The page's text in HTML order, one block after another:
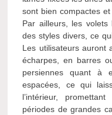
sont bien compactes et
Par ailleurs, les volets
des styles divers, ce
Les utilisateurs auront
écharpes, en barres
persiennes quant à
espacées, ce qui
l’intérieur,
périodes de grandes